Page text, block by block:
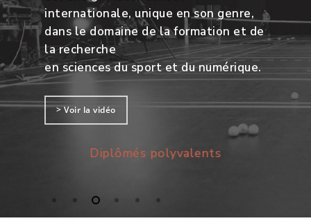
internationale, unique en son genre,
dans le domaine de la formation et de
la recherche
en sciences du sport et du numérique.
> Voir la vidéo
Diplômés polyvalents